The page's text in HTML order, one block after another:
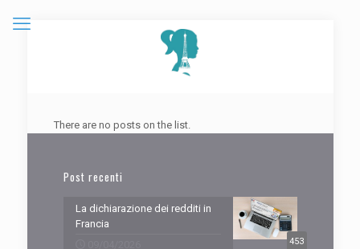
There are no posts on the list.
Post recenti
453
La dichiarazione dei redditi in
Francia